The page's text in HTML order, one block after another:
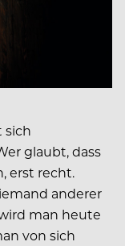
sich
glaubt, dass
erst recht.
anderer
man heute
von sich